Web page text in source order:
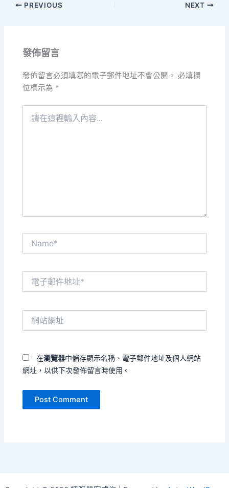
PREVIOUS NEXT
發佈留言
發佈留言必須填寫的電子郵件地址不會公開。 必填欄
位標示為 *
在瀏覽器中儲存顯示名稱、電子郵件地址及個人網站
網址，以供下次發佈留言時使用。